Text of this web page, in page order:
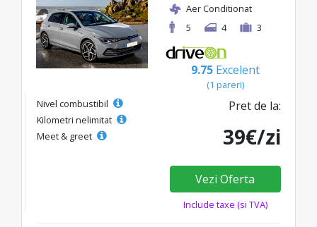
Aer Conditionat
5
4 3
9.75 Excelent
(1 pareri)
Nivel combustibil
Kilometri nelimitat
Meet & greet
Pret de la:
39€/zi
Vezi Oferta
Include taxe (si TVA)